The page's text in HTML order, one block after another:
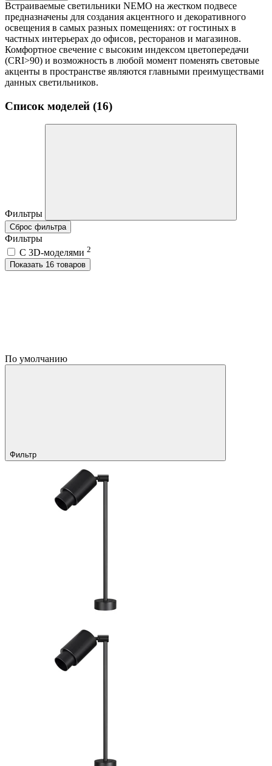
Встраиваемые светильники NEMO на жестком подвесе
предназначены для создания акцентного и декоративного
освещения в самых разных помещениях: от гостиных в
частных интерьерах до офисов, ресторанов и магазинов.
Комфортное свечение с высоким индексом цветопередачи
(CRI>90) и возможность в любой момент поменять световые
акценты в пространстве являются главными преимуществами
данных светильников.
Список моделей (16)
Фильтры
Сброс фильтра
Фильтры
C 3D-моделями 2
Показать 16 товаров
По умолчанию
Фильтр